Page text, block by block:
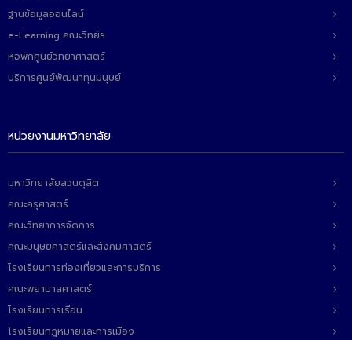
- SDU Zero Waste
- งานวิจัย/นวัตกรรม
ติดต่อเรา
ฐานข้อมูลออนไลน์
e-Learning คณะวิทย์ฯ
หอพักศูนย์วิทยาศาสตร์
บริการศูนย์พัฒนาทุนมนุษย์
หน่วยงานมหาวิทยาลัย
มหาวิทยาลัยสวนดุสิต
คณะครุศาสตร์
คณะวิทยาการจัดการ
คณะมนุษยศาสตร์และสังคมศาสตร์
โรงเรียนการท่องเที่ยวและการบริการ
คณะพยาบาลศาสตร์
โรงเรียนการเรือน
โรงเรียนกฎหมายและการเมือง